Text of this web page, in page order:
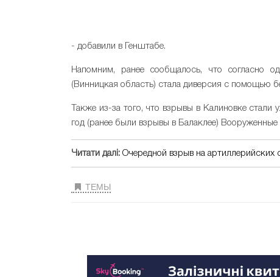
- добавили в Генштабе.
Напомним, ранее сообщалось, что согласно
(Винницкая область) стала диверсия с помощью
Также из-за того, что взрывы в Калиновке
год (ранее были взрывы в Балаклее)
Читати далі: Очередной взрыв на артиллерийских
ТЕМЫ